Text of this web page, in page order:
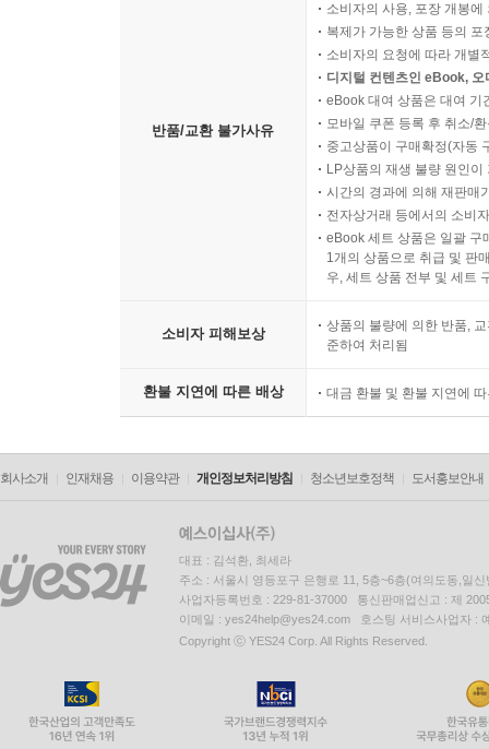
반품/교환 불가사유
소비자의 사용, 포장 개봉
복제가 가능한 상품 등의
소비자의 요청에 따라 개별
디지털 컨텐츠인 eBook,
eBook 대여 상품은 대여 기
모바일 쿠폰 등록 후 취소/
중고상품이 구매확정(자동
LP상품의 재생 불량 원인
시간의 경과에 의해 재판매
전자상거래 등에서의 소비
eBook 세트 상품은 일괄 구
1개의 상품으로 취급 및 판
우, 세트 상품 전부 및 세트
소비자 피해보상
상품의 불량에 의한 반품,
준하여 처리됨
환불 지연에 따른 배상 대금 환불 및 환불 지연에
회사소개 인재채용 이용약관 개인정보처리방침 청소년보호정책 도서홍보안내
대표 : 김석환, 최세라
주소 : 서울시 영등포구 은행로 11, 5층~6층(여의도동,일신
사업자등록번호 : 229-81-37000 통신판매업신고 : 제
이메일 : yes24help@yes24.com 호스팅 서비스사업자 :
Copyright ⓒ YES24 Corp. All Rights Reserved.